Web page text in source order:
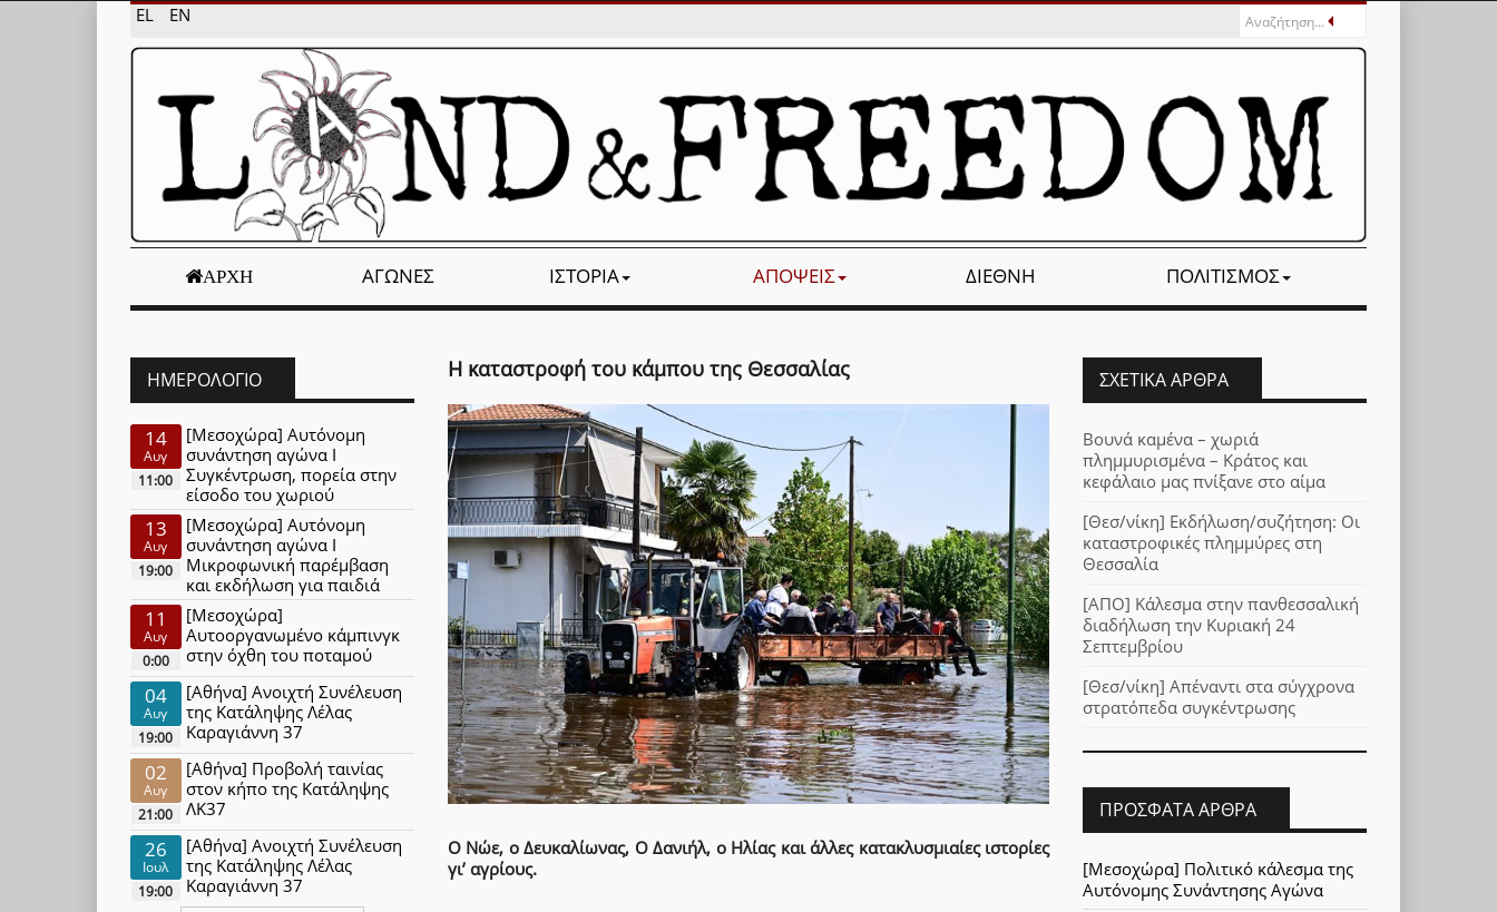
EL EN
ΑΡΧΉ ΑΓΏΝΕΣ ΙΣΤΟΡΊΑ ΑΠΌΨΕΙΣ ΔΙΕΘΝΉ ΠΟΛΙΤΙΣΜΌΣ
Η καταστροφή του κάμπου της Θεσσαλίας
Ο Νώε, ο Δευκαλίωνας, Ο Δανιήλ, ο Ηλίας και άλλες κατακλυσμιαίες ιστορίες
γι’ αγρίους.
ΗΜΕΡΟΛΌΓΙΟ
14
Αυγ
11:00
[Μεσοχώρα] Αυτόνομη
συνάντηση αγώνα Ι
Συγκέντρωση, πορεία στην
είσοδο του χωριού
13
Αυγ
19:00
[Μεσοχώρα] Αυτόνομη
συνάντηση αγώνα Ι
Μικροφωνική παρέμβαση
και εκδήλωση για παιδιά
11
Αυγ
0:00
[Μεσοχώρα]
Αυτοοργανωμένο κάμπινγκ
στην όχθη του ποταμού
04
Αυγ
19:00
[Αθήνα] Ανοιχτή Συνέλευση
της Κατάληψης Λέλας
Καραγιάννη 37
02
Αυγ
21:00
[Αθήνα] Προβολή ταινίας
στον κήπο της Κατάληψης
ΛΚ37
26
Ιουλ
19:00
[Αθήνα] Ανοιχτή Συνέλευση
της Κατάληψης Λέλας
Καραγιάννη 37
ΣΧΕΤΙΚΆ ΆΡΘΡΑ
Βουνά καμένα – χωριά
πλημμυρισμένα – Κράτος και
κεφάλαιο μας πνίξανε στο αίμα
[Θεσ/νίκη] Εκδήλωση/συζήτηση: Οι
καταστροφικές πλημμύρες στη
Θεσσαλία
[ΑΠΟ] Κάλεσμα στην πανθεσσαλική
διαδήλωση την Κυριακή 24
Σεπτεμβρίου
[Θεσ/νίκη] Απέναντι στα σύγχρονα
στρατόπεδα συγκέντρωσης
ΠΡΌΣΦΑΤΑ ΆΡΘΡΑ
[Μεσοχώρα] Πολιτικό κάλεσμα της
Αυτόνομης Συνάντησης Αγώνα